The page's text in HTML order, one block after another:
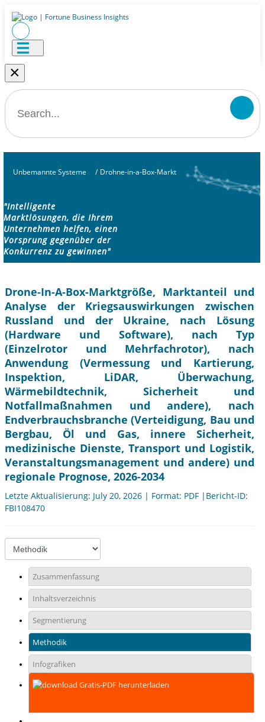
×
Unbemannte Systeme / Drohne-in-a-Box-Markt
"Intelligente
Marktlösungen, die Ihrem
Unternehmen helfen, einen
Vorsprung gegenüber der
Konkurrenz zu gewinnen"
Drone-In-A-Box-Marktgröße, Marktanteil und
Analyse der Kriegsauswirkungen zwischen
Russland und der Ukraine, nach Lösung
(Hardware und Software), nach Typ
(Einzelrotor und Mehrfachrotor), nach
Anwendung (Vermessung und Kartierung,
Inspektion, LiDAR, Überwachung,
Wärmebildtechnik, Sicherheit und
Notfallmaßnahmen und andere), nach
Endverbrauchsbranche (Verteidigung, Bau und
Bergbau, Öl und Gas, innere Sicherheit,
medizinische Dienste, Transport und Logistik,
Veranstaltungsmanagement und andere) und
regionale Prognose, 2026-2034
Letzte Aktualisierung: July 20, 2026 | Format: PDF |Bericht-ID:
FBI108470
Zusammenfassung
Inhaltsverzeichnis
Segmentierung
Methodik
Infografiken
Gratis-PDF herunterladen